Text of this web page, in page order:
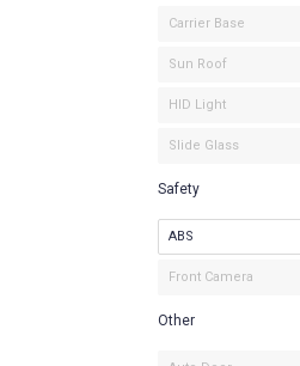
Carrier Base
Sun Roof
HID Light
Slide Glass
Safety
ABS
Front Camera
Other